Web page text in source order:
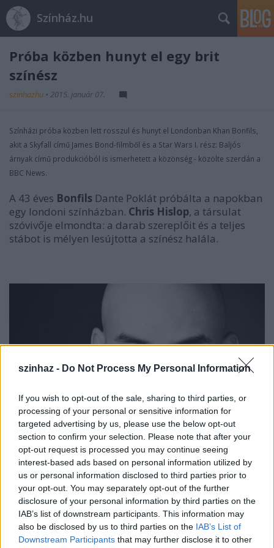
szinhaz - Do Not Process My Personal Information
If you wish to opt-out of the sale, sharing to third parties, or
processing of your personal or sensitive information for
targeted advertising by us, please use the below opt-out
section to confirm your selection. Please note that after your
opt-out request is processed you may continue seeing
interest-based ads based on personal information utilized by
us or personal information disclosed to third parties prior to
your opt-out. You may separately opt-out of the further
disclosure of your personal information by third parties on the
IAB’s list of downstream participants. This information may
also be disclosed by us to third parties on the IAB’s List of
Downstream Participants that may further disclose it to other
Színház.hu
Próba közben hunyt el egy brit
színész
szinhazhu • 2015. január 07.
Színházi próba közben lett rosszul és hunyt el Londonban Khan Bonfils,
akit a Skyfall című James Bond-filmből és a Star Wars I. rész: Baljós
árnyak című produkcióból is ismerhetett a közönség - közölte szerdán a
BBC News.
A 43 éves Bonfils Dante Poklát próbálta a napokban
egy londoni színházban. Chris Hislop, a társulat
szóvivője elmondta: a darab szereplőit és a teljes
stábot is mélyen lesújtotta a színész halála.
Khana próba közben esett össze, a rendező,
Rodriguez jr.nyomban megpróbálta újraéleszteni"
- idézte fel a szóvivő a hétfőn bekövetkezett
tragédiát. A színészt a helyszínre érkező mentőknek
sem sikerült megmentenie. Halálának oka egyelőre